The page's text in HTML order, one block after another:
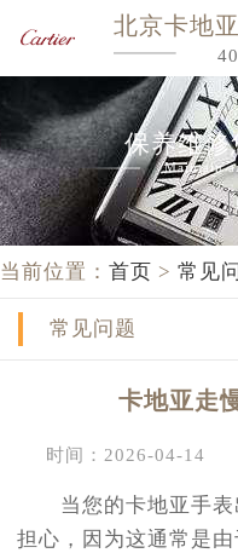
北京卡地
保养维修
Maintain
当前位置： 首页 > 常见
常见问题
卡地亚走
时间：2026-04-14
当您的卡地亚手表
担心，因为这通常是